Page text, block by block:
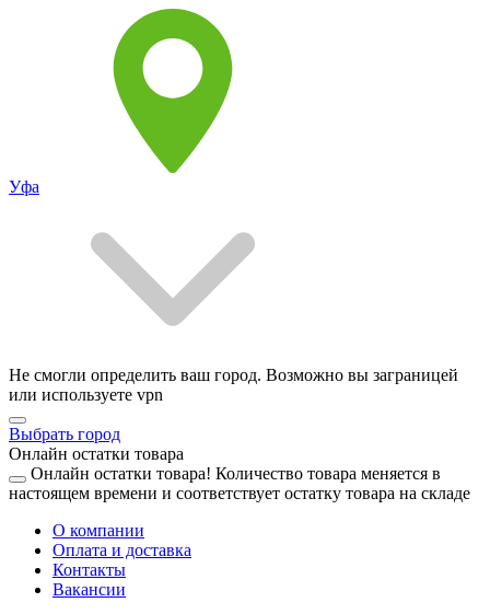
Уфа
Не смогли определить ваш город. Возможно вы заграницей
или используете vpn
Выбрать город
Онлайн остатки товара
Онлайн остатки товара! Количество товара меняется в
настоящем времени и соответствует остатку товара на складе
О компании
Оплата и доставка
Контакты
Вакансии